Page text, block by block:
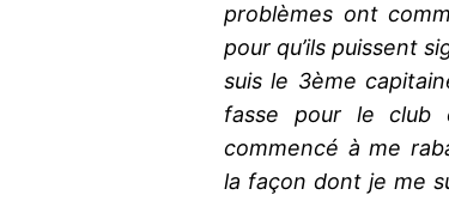
problèmes ont
pour qu’ils puissent
suis le 3ème
fasse pour le
commencé à me
la façon dont je me